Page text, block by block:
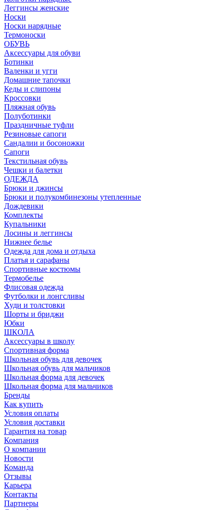
Леггинсы женские
Носки
Носки нарядные
Термоноски
ОБУВЬ
Аксессуары для обуви
Ботинки
Валенки и угги
Домашние тапочки
Кеды и слипоны
Кроссовки
Пляжная обувь
Полуботинки
Праздничные туфли
Резиновые сапоги
Сандалии и босоножки
Сапоги
Текстильная обувь
Чешки и балетки
ОДЕЖДА
Брюки и джинсы
Брюки и полукомбинезоны утепленные
Дождевики
Комплекты
Купальники
Лосины и леггинсы
Нижнее белье
Одежда для дома и отдыха
Платья и сарафаны
Спортивные костюмы
Термобелье
Флисовая одежда
Футболки и лонгсливы
Худи и толстовки
Шорты и бриджи
Юбки
ШКОЛА
Аксессуары в школу
Спортивная форма
Школьная обувь для девочек
Школьная обувь для мальчиков
Школьная форма для девочек
Школьная форма для мальчиков
Бренды
Как купить
Условия оплаты
Условия доставки
Гарантия на товар
Компания
О компании
Новости
Команда
Отзывы
Карьера
Контакты
Партнеры